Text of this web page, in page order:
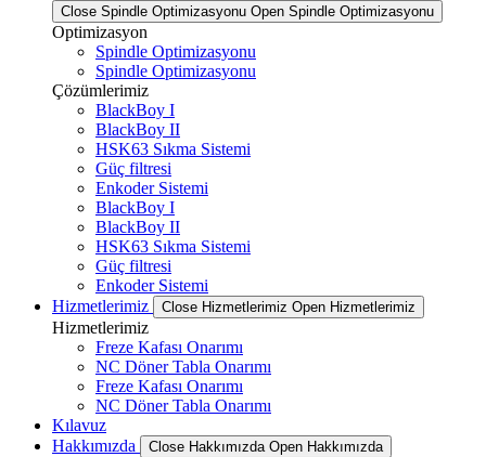
Close Spindle Optimizasyonu Open Spindle Optimizasyonu
Optimizasyon
Spindle Optimizasyonu
Spindle Optimizasyonu
Çözümlerimiz
BlackBoy I
BlackBoy II
HSK63 Sıkma Sistemi
Güç filtresi
Enkoder Sistemi
BlackBoy I
BlackBoy II
HSK63 Sıkma Sistemi
Güç filtresi
Enkoder Sistemi
Hizmetlerimiz
Close Hizmetlerimiz Open Hizmetlerimiz
Hizmetlerimiz
Freze Kafası Onarımı
NC Döner Tabla Onarımı
Freze Kafası Onarımı
NC Döner Tabla Onarımı
Kılavuz
Hakkımızda
Close Hakkımızda Open Hakkımızda